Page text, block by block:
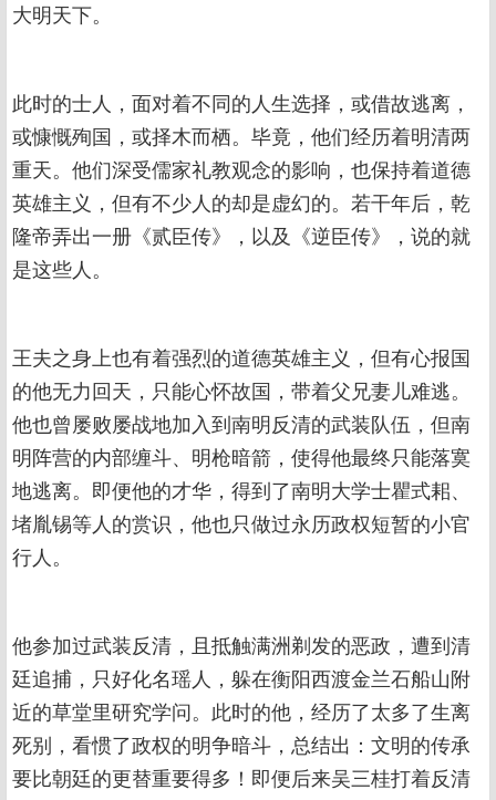
大明天下。
此时的士人，面对着不同的人生选择，或借故逃离，
或慷慨殉国，或择木而栖。毕竟，他们经历着明清两
重天。他们深受儒家礼教观念的影响，也保持着道德
英雄主义，但有不少人的却是虚幻的。若干年后，乾
隆帝弄出一册《贰臣传》，以及《逆臣传》，说的就
是这些人。
王夫之身上也有着强烈的道德英雄主义，但有心报国
的他无力回天，只能心怀故国，带着父兄妻儿难逃。
他也曾屡败屡战地加入到南明反清的武装队伍，但南
明阵营的内部缠斗、明枪暗箭，使得他最终只能落寞
地逃离。即便他的才华，得到了南明大学士瞿式耜、
堵胤锡等人的赏识，他也只做过永历政权短暂的小官
行人。
他参加过武装反清，且抵触满洲剃发的恶政，遭到清
廷追捕，只好化名瑶人，躲在衡阳西渡金兰石船山附
近的草堂里研究学问。此时的他，经历了太多了生离
死别，看惯了政权的明争暗斗，总结出：文明的传承
要比朝廷的更替重要得多！即便后来吴三桂打着反清